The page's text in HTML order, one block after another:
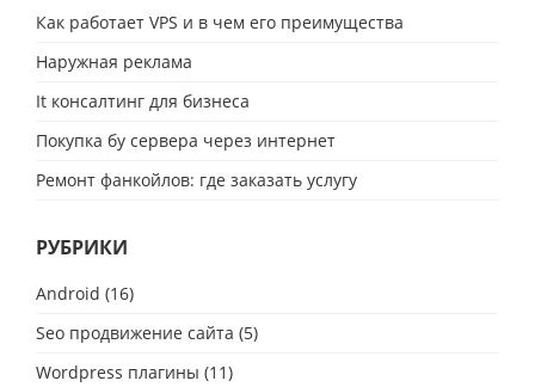
Как работает VPS и в чем его преимущества
Наружная реклама
It консалтинг для бизнеса
Покупка бу сервера через интернет
Ремонт фанкойлов: где заказать услугу
РУБРИКИ
Android (16)
Seo продвижение сайта (5)
Wordpress плагины (11)